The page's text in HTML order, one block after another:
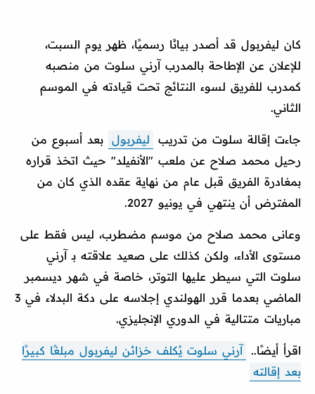
كان ليفربول قد أصدر بيانًا رسميًا، ظهر يوم السبت،
للإعلان عن الإطاحة بالمدرب آرني سلوت من منصبه
كمدرب للفريق لسوء النتائج تحت قيادته في الموسم
الثاني.
جاءت إقالة سلوت من تدريب ليفربول بعد أسبوع من
رحيل محمد صلاح عن ملعب "الأنفيلد" حيث اتخذ قراره
بمغادرة الفريق قبل عام من نهاية عقده الذي كان من
المفترض أن ينتهي في يونيو 2027.
وعانى محمد صلاح من موسم مضطرب، ليس فقط على
مستوى الأداء، ولكن كذلك على صعيد علاقته بـ آرني
سلوت التي سيطر عليها التوتر، خاصة في شهر ديسمبر
الماضي بعدما قرر الهولندي إجلاسه على دكة البدلاء في 3
مباريات متتالية في الدوري الإنجليزي.
اقرأ أيضًا..
آرني سلوت يُكلف خزائن ليفربول مبلغًا كبيرًا
بعد إقالته